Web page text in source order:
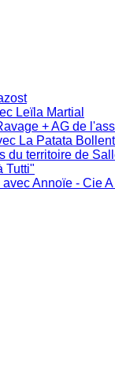
Leïla Martial
+ AG de
La Patata
du territoire de
Tutti"
Annoïe - Cie